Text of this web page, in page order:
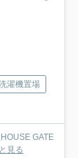
濯機置場
GATE
見る